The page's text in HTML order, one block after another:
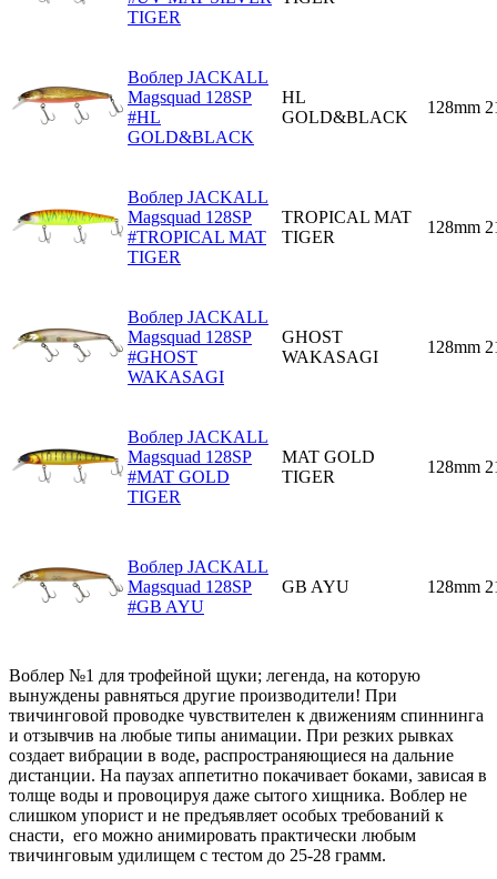
TIGER
Воблер JACKALL
Magsquad 128SP
#HL
GOLD&BLACK
HL
GOLD&BLACK
128mm
Воблер JACKALL
Magsquad 128SP
#TROPICAL MAT
TIGER
TROPICAL MAT
TIGER
128mm
Воблер JACKALL
Magsquad 128SP
#GHOST
WAKASAGI
GHOST
WAKASAGI
128mm
Воблер JACKALL
Magsquad 128SP
#MAT GOLD
TIGER
MAT GOLD
TIGER
128mm
Воблер JACKALL
Magsquad 128SP
#GB AYU
GB AYU 128mm
Воблер №1 для трофейной щуки; легенда, на которую
вынуждены равняться другие производители! При
твичинговой проводке чувствителен к движениям спиннинга
и отзывчив на любые типы анимации. При резких рывках
создает вибрации в воде, распространяющиеся на дальние
дистанции. На паузах аппетитно покачивает боками, зависая в
толще воды и провоцируя даже сытого хищника. Воблер не
слишком упорист и не предъявляет особых требований к
снасти, его можно анимировать практически любым
твичинговым удилищем с тестом до 25-28 грамм.